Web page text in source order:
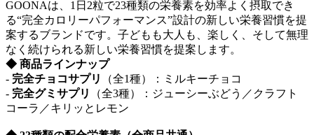
GOONAは、1日2粒で23種類の栄養素を効率よく摂取でき
る“完全カロリーパフォーマンス”設計の新しい栄養習慣を提
案するブランドです。子どもも大人も、楽しく、そして無理
なく続けられる新しい栄養習慣を提案します。
◆ 商品ラインナップ
- 完全チョコサプリ
（全1種）：ミルキーチョコ
- 完全グミサプリ
（全3種）：ジューシーぶどう／クラフト
コーラ／キリッとレモン